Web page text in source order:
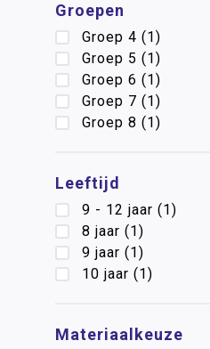
Groepen
Groep 4 (1)
Groep 5 (1)
Groep 6 (1)
Groep 7 (1)
Groep 8 (1)
Leeftijd
9 - 12 jaar (1)
8 jaar (1)
9 jaar (1)
10 jaar (1)
Materiaalkeuze